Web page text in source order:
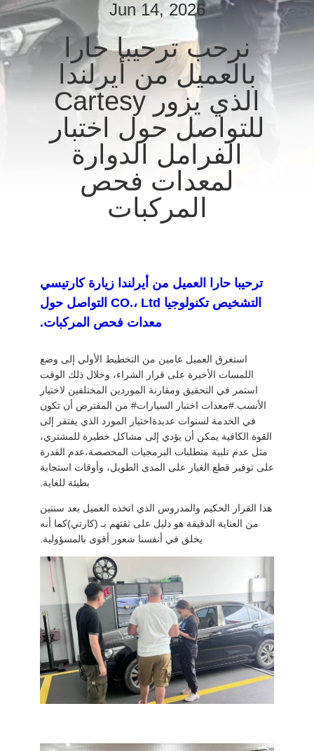
مراقبة
الجودة
اتصل
اطلب
DOWN
LOAD
خريطة
الموقع
سياسة
الخصوصية
Jun 14, 2026
نرحب ترحيبا حارا
بالعميل من أيرلندا
الذي يزور Cartesy
للتواصل حول اختبار
الفرامل الدوارة
لمعدات فحص
المركبات
ترحيبا حارا العميل من أيرلندا زيارة كارتيسي
التشخيص تكنولوجيا CO.، Ltd التواصل حول
معدات فحص المركبات.
استغرق العميل عامين من التخطيط الأولي إلى وضع
اللمسات الأخيرة على قرار الشراء، وخلال ذلك الوقت
استمر في التحقيق ومقارنة الموردين المختلفين لاختيار
الأنسب.#معدات اختبار السيارات# من المفترض أن تكون
في الخدمة لسنوات عديدةاختيار المورد الذي يفتقر إلى
القوة الكافية يمكن أن يؤدي إلى مشاكل خطيرة للمشتري،
مثل عدم تلبية متطلبات البرمجيات المخصصة،عدم القدرة
على توفير قطع الغيار على المدى الطويل، وأوقات استجابة
بطيئة للغاية.
هذا القرار الحكيم والمدروس الذي اتخذه العميل بعد سنتين
من العناية الدقيقة هو دليل على ثقتهم بـ (كارتي)كما أنه
يخلق في أنفسنا شعور أقوى بالمسؤولية.